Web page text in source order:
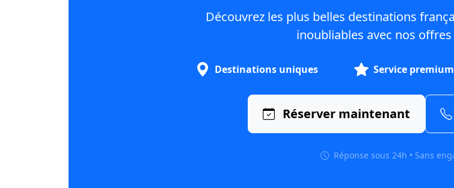
Découvrez les plus belles destinations
inoubliables avec nos
Destinations uniques Service premium
Réserver maintenant
Réponse sous 24h • Sans